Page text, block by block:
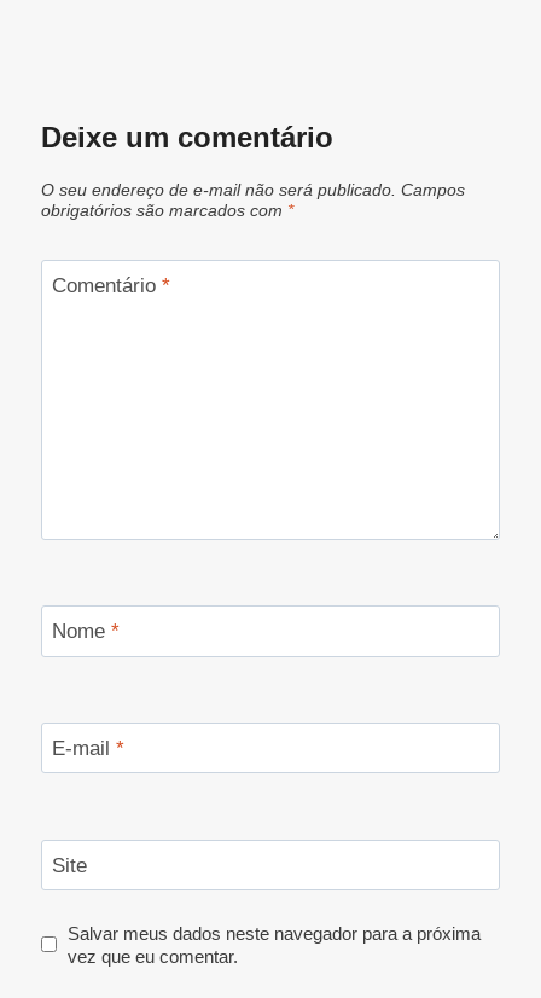
Deixe um comentário
O seu endereço de e-mail não será publicado. Campos
obrigatórios são marcados com *
Comentário *
Nome *
E-mail *
Site
Salvar meus dados neste navegador para a próxima
vez que eu comentar.